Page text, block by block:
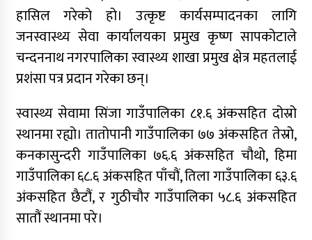
कर्णालीमा मन्त्रालय भागबण्डामै अड्कियो शाही
सरकार
कांग्रेस असन्तुष्ट पक्षद्वारा शशांकको नेतृत्वमा राष्ट्रिय
भेला तयारी, नयाँ पार्टीको संकेत
हासिल गरेको हो। उत्कृष्ट कार्यसम्पादनका लागि
जनस्वास्थ्य सेवा कार्यालयका प्रमुख कृष्ण सापकोटाले
चन्दननाथ नगरपालिका स्वास्थ्य शाखा प्रमुख क्षेत्र महतलाई
प्रशंसा पत्र प्रदान गरेका छन्।
स्वास्थ्य सेवामा सिंजा गाउँपालिका ८१.६ अंकसहित दोस्रो
स्थानमा रह्यो। तातोपानी गाउँपालिका ७७ अंकसहित तेस्रो,
कनकासुन्दरी गाउँपालिका ७६.६ अंकसहित चौथो, हिमा
गाउँपालिका ६८.६ अंकसहित पाँचौं, तिला गाउँपालिका ६३.६
अंकसहित छैटौं, र गुठीचौर गाउँपालिका ५८.६ अंकसहित
सातौं स्थानमा परे।